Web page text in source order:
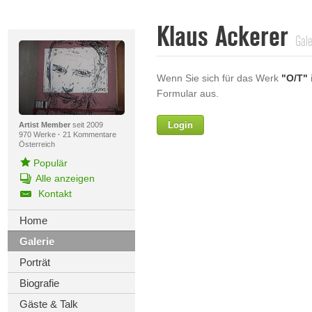
Artist Memberseit 2009
970 Werke · 21 Kommentare
Österreich
Populär
Alle anzeigen
Kontakt
Home
Galerie
Porträt
Biografie
Gäste & Talk
Klaus Ackerer
Wenn Sie sich für das Werk "O/T"
Formular aus.
Login